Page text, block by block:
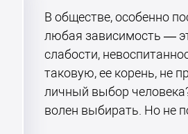
В обществе, особенно
любая зависимость —
слабости,
таковую, ее корень, не
личный выбор
волен выбирать. Но не